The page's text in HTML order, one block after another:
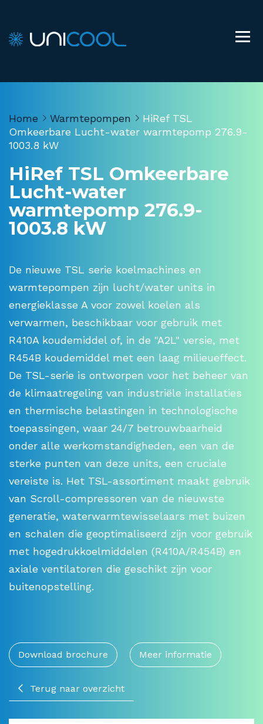
Home Warmtepompen
HiRef TSL
Omkeerbare Lucht-water warmtepomp 276.9-
1003.8 kW
HiRef TSL Omkeerbare
Lucht-water
warmtepomp 276.9-
1003.8 kW
De nieuwe TSL serie koelmachines en
warmtepompen zijn lucht/water units in
energieklasse A voor zowel koelen als
verwarmen, beschikbaar voor gebruik met
R410A koudemiddel of, in de "A2L" versie, met
R454B koudemiddel met een laag milieueffect.
De TSL-serie is ontworpen voor het beheer van
de klimaatregeling van industriële installaties
en thermische belastingen in technologische
toepassingen, waar 24/7 betrouwbaarheid
onder alle werkomstandigheden, een van de
sterke punten van deze units, een cruciale
vereiste is. Het TSL-assortiment maakt gebruik
van Scroll-compressoren van de nieuwste
generatie, waterwarmtewisselaars met buizen
en schalen die geoptimaliseerd zijn voor gebruik
met hogedrukkoelmiddelen (R410A/R454B) en
axiale ventilatoren die geschikt zijn voor
buitenopstelling.
Download brochure Meer informatie
Terug naar overzicht